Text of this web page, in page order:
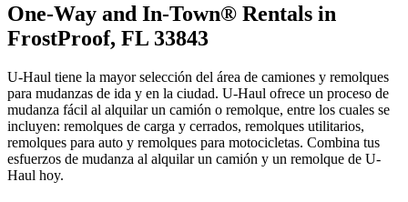
One-Way and In-Town® Rentals in
FrostProof, FL 33843
U-Haul tiene la mayor selección del área de camiones y remolques
para mudanzas de ida y en la ciudad. U-Haul ofrece un proceso de
mudanza fácil al alquilar un camión o remolque, entre los cuales se
incluyen: remolques de carga y cerrados, remolques utilitarios,
remolques para auto y remolques para motocicletas. Combina tus
esfuerzos de mudanza al alquilar un camión y un remolque de U-
Haul hoy.